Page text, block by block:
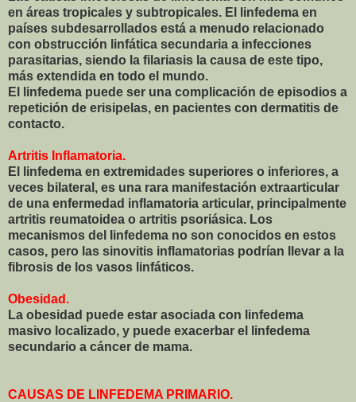
en áreas tropicales y subtropicales. El linfedema en
países subdesarrollados está a menudo relacionado
con obstrucción linfática secundaria a infecciones
parasitarias, siendo la filariasis la causa de este tipo,
más extendida en todo el mundo.
El linfedema puede ser una complicación de episodios a
repetición de erisipelas, en pacientes con dermatitis de
contacto.
Artritis Inflamatoria.
El linfedema en extremidades superiores o inferiores, a
veces bilateral, es una rara manifestación extraarticular
de una enfermedad inflamatoria articular, principalmente
artritis reumatoidea o artritis psoriásica. Los
mecanismos del linfedema no son conocidos en estos
casos, pero las sinovitis inflamatorias podrían llevar a la
fibrosis de los vasos linfáticos.
Obesidad.
La obesidad puede estar asociada con linfedema
masivo localizado, y puede exacerbar el linfedema
secundario a cáncer de mama.
CAUSAS DE LINFEDEMA PRIMARIO.